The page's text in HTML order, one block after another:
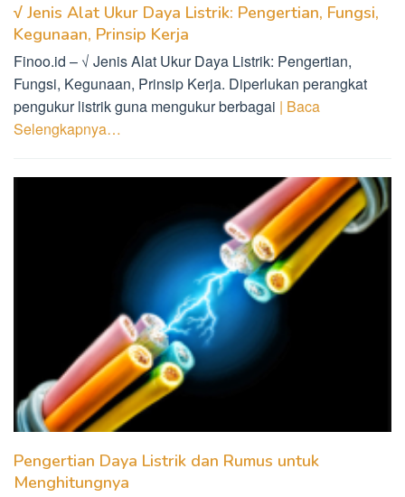
√ Jenis Alat Ukur Daya Listrik: Pengertian, Fungsi,
Kegunaan, Prinsip Kerja
Finoo.id – √ Jenis Alat Ukur Daya Listrik: Pengertian,
Fungsi, Kegunaan, Prinsip Kerja. Diperlukan perangkat
pengukur listrik guna mengukur berbagai | Baca
Selengkapnya…
Pengertian Daya Listrik dan Rumus untuk
Menghitungnya